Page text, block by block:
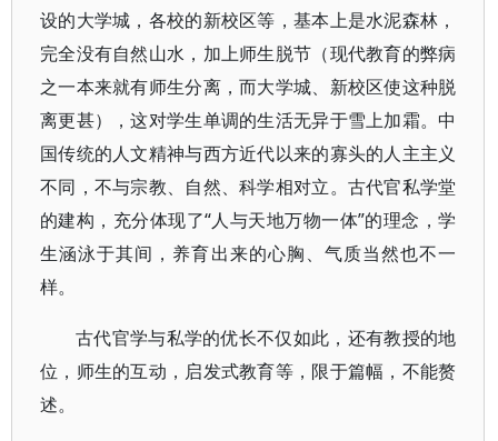
设的大学城，各校的新校区等，基本上是水泥森林，
完全没有自然山水，加上师生脱节（现代教育的弊病
之一本来就有师生分离，而大学城、新校区使这种脱
离更甚），这对学生单调的生活无异于雪上加霜。中
国传统的人文精神与西方近代以来的寡头的人主主义
不同，不与宗教、自然、科学相对立。古代官私学堂
的建构，充分体现了“人与天地万物一体”的理念，学
生涵泳于其间，养育出来的心胸、气质当然也不一
样。
古代官学与私学的优长不仅如此，还有教授的地
位，师生的互动，启发式教育等，限于篇幅，不能赘
述。